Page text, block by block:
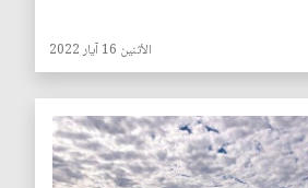
الأثنين 16 آيار 2022